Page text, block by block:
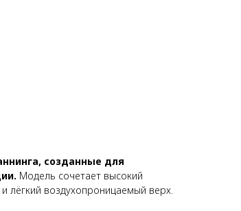
созданные для
Модель сочетает высокий
лёгкий воздухопроницаемый верх.